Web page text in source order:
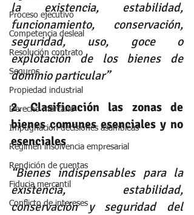
Proceso ejecutivo
Competencia desleal
Resolución contrato
Seguros
Propiedad industrial
Derecho marcario
Impugnación decisiones asambleas
Régimen insolvencia empresarial
Rendición de cuentas
Fiducia mercantil
Conflicto de intereses
la existencia, estabilidad,
funcionamiento, conservación,
seguridad, uso, goce o
explotación de los bienes de
dominio particular”
2. Clasificación las zonas de
bienes comunes esenciales y no
esenciales
“Bienes indispensables para la
existencia, estabilidad,
conservación y seguridad del